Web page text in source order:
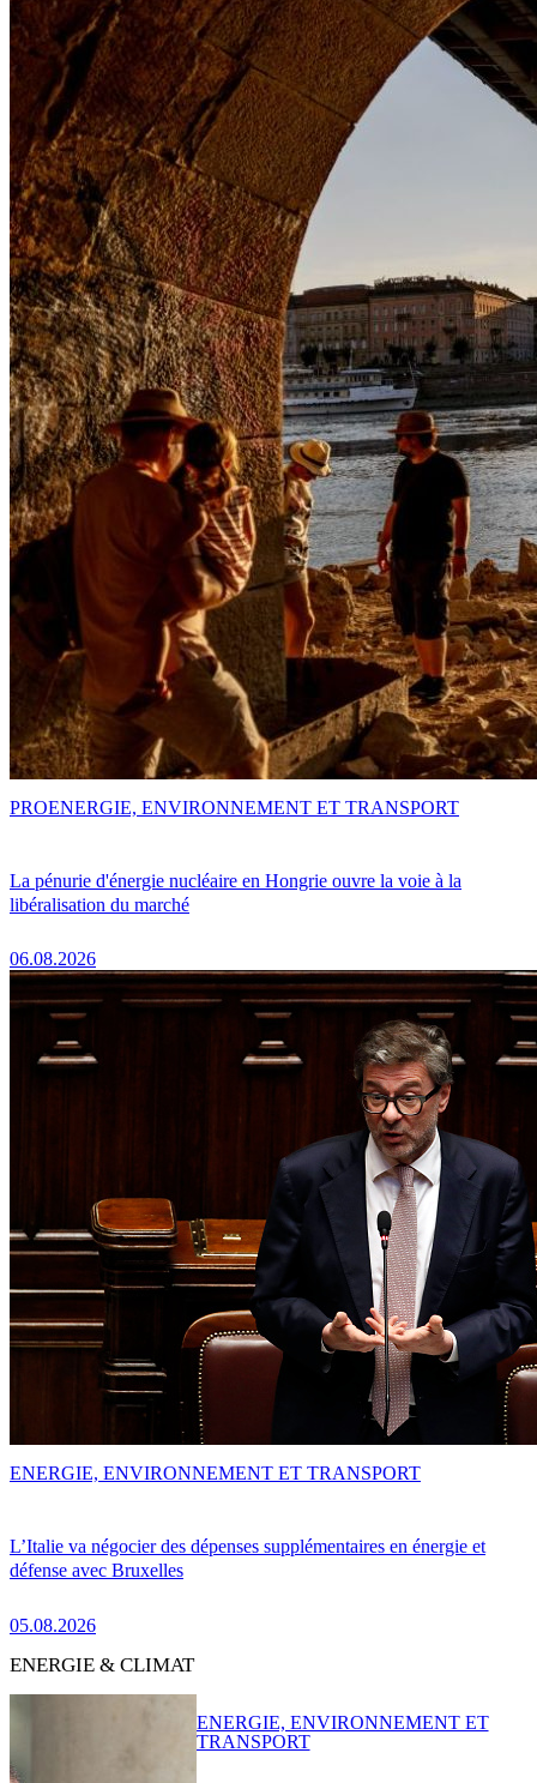
La pénurie d'énergie nucléaire en Hongrie ouvre la voie à la
libéralisation du marché
06.08.2026
PROENERGIE, ENVIRONNEMENT ET TRANSPORT
L’Italie va négocier des dépenses supplémentaires en énergie et
défense avec Bruxelles
05.08.2026
ENERGIE, ENVIRONNEMENT ET TRANSPORT
ENERGIE & CLIMAT
ENERGIE, ENVIRONNEMENT ET
TRANSPORT